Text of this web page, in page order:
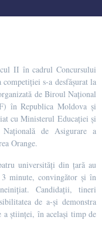
II în cadrul Concursului
competiției s-a desfășurat la
de Biroul Național
în Republica Moldova și
cu Ministerul Educației și
de Asigurare a
Orange.
universități din țară au
3 minute, convingător și în
Candidații, tineri
de a-și demonstra
a științei, în același timp de